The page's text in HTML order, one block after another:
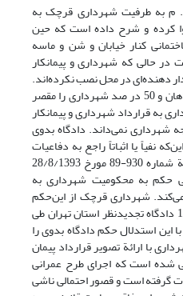
م به طرفیت شهرداری قرچک به
کرده و شرح داده است که حین
کنار خیابان و شن و ماسه
حالی که شهرداری و پیمانکار
دهنده‌ای در محل نصب نکرده‌اند.
کارشناس تصادفات 50 درصد خواهان و 50 در صد شهرداری را مقصر
به قرارداد شهرداری و پیمانکار
شهرداری نمی‌داند. دادگاه بدوی
نفیاً یا اثباتاً راجع به دفاعیات
شهرداری نظری بدهد طبق دادنامة شماره 930-89 مورخ 28/8/1393
قانون مدنی حکم به محکومیت شهرداری به
می‌کند. شهرداری قرچک از این‌حکم
تجدیدنظرخواهی می‌کند و شعبه 16 دادگاه تجدیدنظر استان تهران طی
دادنامة شماره 0114 - 9/2/1394 با این استدلال حکم دادگاه بدوی را
با ارائة تصویر قرارداد پیمان
است که اجرای طرح عمرانی
است و قصور احتمالی ناشی